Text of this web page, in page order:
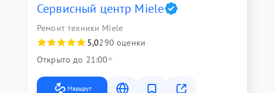
Сервисный центр Miele
Ремонт техники Miele
5,0290 оценки
Открыто до 21:00
Маршрут